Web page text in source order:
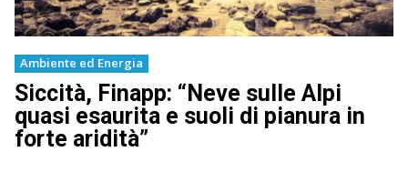
Ambiente ed Energia
Siccità, Finapp: “Neve sulle Alpi
quasi esaurita e suoli di pianura in
forte aridità”